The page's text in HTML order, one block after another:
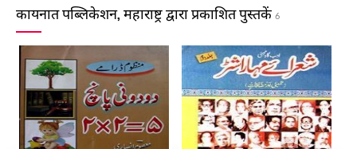
कायनात पब्लिकेशन, महाराष्ट्र द्वारा प्रकाशित पुस्तकें 6